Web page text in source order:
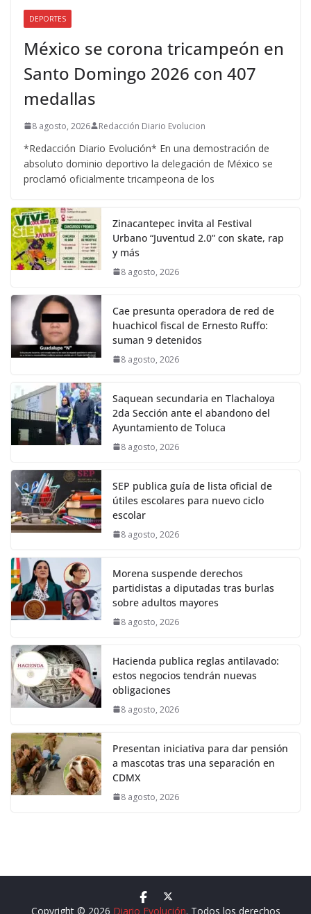
DEPORTES
México se corona tricampeón en
Santo Domingo 2026 con 407
medallas
8 agosto, 2026 Redacción Diario Evolucion
*Redacción Diario Evolución* En una demostración de
absoluto dominio deportivo la delegación de México se
proclamó oficialmente tricampeona de los
Zinacantepec invita al Festival
Urbano “Juventud 2.0” con skate, rap
y más
8 agosto, 2026
Cae presunta operadora de red de
huachicol fiscal de Ernesto Ruffo:
suman 9 detenidos
8 agosto, 2026
Saquean secundaria en Tlachaloya
2da Sección ante el abandono del
Ayuntamiento de Toluca
8 agosto, 2026
SEP publica guía de lista oficial de
útiles escolares para nuevo ciclo
escolar
8 agosto, 2026
Morena suspende derechos
partidistas a diputadas tras burlas
sobre adultos mayores
8 agosto, 2026
Hacienda publica reglas antilavado:
estos negocios tendrán nuevas
obligaciones
8 agosto, 2026
Presentan iniciativa para dar pensión
a mascotas tras una separación en
CDMX
8 agosto, 2026
Copyright © 2026 Diario Evolución. Todos los derechos